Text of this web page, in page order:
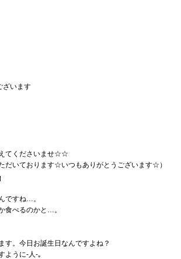
ざいます
てくださいませ☆☆
だいております☆いつもありがとうございます☆）
ですね…。
食べるのかと…。
す。今日お誕生日なんですよね？
ように-人-｡